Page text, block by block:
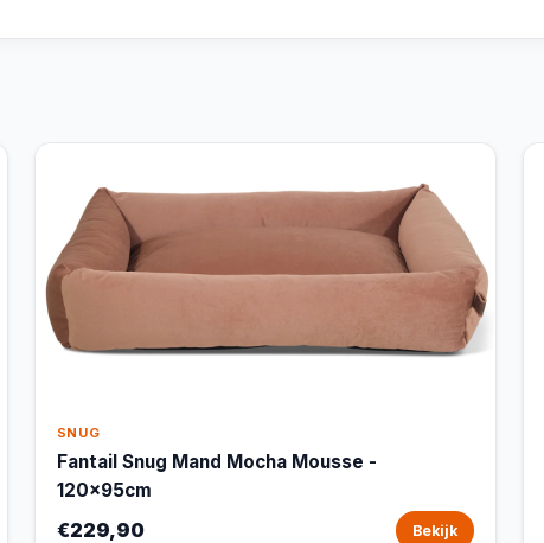
SNUG
Fantail Snug Mand Mocha Mousse -
120x95cm
€229,90 Bekijk